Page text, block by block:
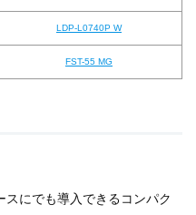
LDP-L0740P W
FST-55 MG
にでも導入できるコンパク